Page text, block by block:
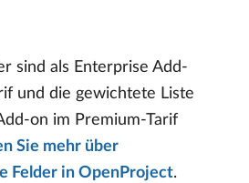
sind als Enterprise Add-
und die gewichtete Liste
on im Premium-Tarif
Sie mehr über
Felder in OpenProject.